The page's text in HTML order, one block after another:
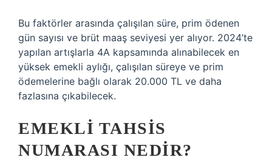
Bu faktörler arasında çalışılan süre, prim ödenen
gün sayısı ve brüt maaş seviyesi yer alıyor. 2024’te
yapılan artışlarla 4A kapsamında alınabilecek en
yüksek emekli aylığı, çalışılan süreye ve prim
ödemelerine bağlı olarak 20.000 TL ve daha
fazlasına çıkabilecek.
EMEKLI TAHSIS
NUMARASI NEDIR?